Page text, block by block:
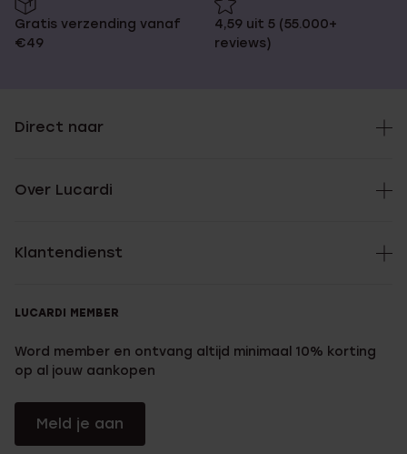
Gratis verzending vanaf
€49
4,59 uit 5 (55.000+
reviews)
Direct naar
Over Lucardi
Klantendienst
LUCARDI MEMBER
Word member en ontvang altijd minimaal 10% korting
op al jouw aankopen
Meld je aan